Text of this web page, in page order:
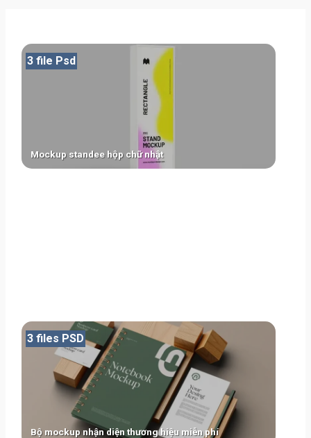
Mockup standee hộp chữ nhật
3 file Psd
Bộ mockup nhận diện thương hiệu miễn phí
3 files PSD